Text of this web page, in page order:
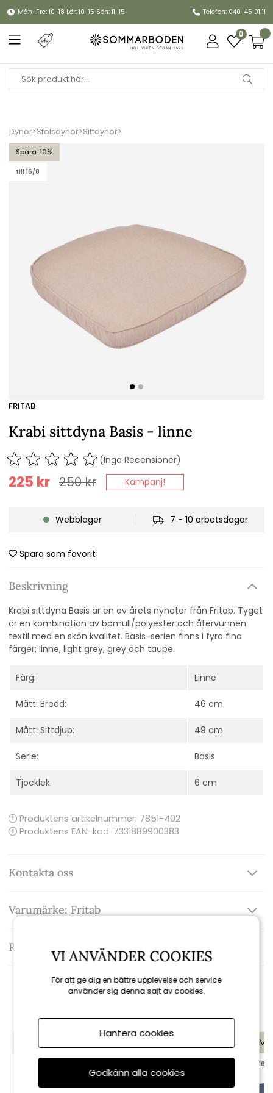
Mån-Fre: 10-18 Lör: 10-15 Sön: 11-15 Telefon: 040-45 01 11
0
Dynor>Stolsdynor>Sittdynor>
10
till 16/8
Krabi sittdyna Basis - linne
FRITAB
Krabi sittdyna Basis - linne
(Inga Recensioner)
250kr
225 kr Kampanj!
Webblager 7 - 10 arbetsdagar
Spara som favorit
Beskrivning
Krabi sittdyna Basis är en av årets nyheter från Fritab. Tyget
är en kombination av bomull/polyester och återvunnen
textil med en skön kvalitet. Basis-serien finns i fyra fina
färger; linne, light grey, grey och taupe.
Färg: Linne
Mått: Bredd: 46 cm
Mått: Sittdjup: 49 cm
Serie: Basis
Tjocklek: 6 cm
Produktens artikelnummer: 7851-402
Produktens EAN-kod: 7331889900383
Kontakta oss
Varumärke: Fritab
Recensioner
Rekommenderade tillbehör
KAMPANJ
till 16/8
VI ANVÄNDER COOKIES
För att ge dig en bättre upplevelse och service
använder sig denna sajt av cookies.
Hantera cookies
Godkänn alla cookies